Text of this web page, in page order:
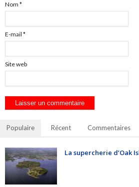
Nom *
E-mail *
Site web
Populaire Récent Commentaires
La supercherie d’Oak